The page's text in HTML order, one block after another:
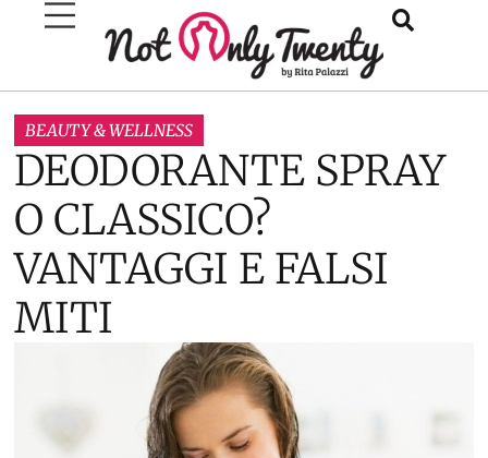
BEAUTY & WELLNESS
DEODORANTE SPRAY
O CLASSICO?
VANTAGGI E FALSI
MITI